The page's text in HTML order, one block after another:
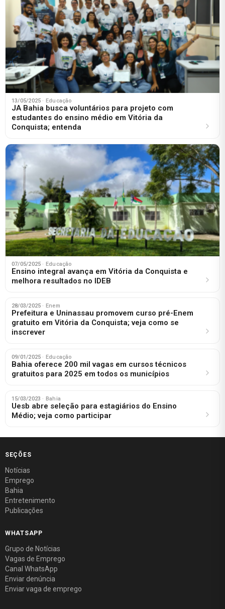
13/05/2025 · Educação
JA Bahia busca voluntários para projeto com
estudantes do ensino médio em Vitória da
Conquista; entenda
07/05/2025 · Educação
Ensino integral avança em Vitória da Conquista e
melhora resultados no IDEB
28/03/2025 · Enem
Prefeitura e Uninassau promovem curso pré-Enem
gratuito em Vitória da Conquista; veja como se
inscrever
09/01/2025 · Educação
Bahia oferece 200 mil vagas em cursos técnicos
gratuitos para 2025 em todos os municípios
15/03/2023 · Bahia
Uesb abre seleção para estagiários do Ensino
Médio; veja como participar
SEÇÕES
Notícias
Emprego
Bahia
Entretenimento
Publicações
WHATSAPP
Grupo de Notícias
Vagas de Emprego
Canal WhatsApp
Enviar denúncia
Enviar vaga de emprego